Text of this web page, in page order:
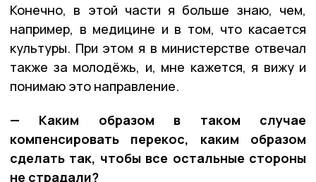
Конечно, в этой части я больше знаю, чем,
например, в медицине и в том, что касается
культуры. При этом я в министерстве отвечал
также за молодёжь, и, мне кажется, я вижу и
понимаю это направление.
— Каким образом в таком случае
компенсировать перекос, каким образом
сделать так, чтобы все остальные стороны
не страдали?